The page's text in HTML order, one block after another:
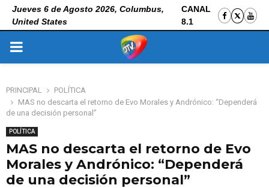
Jueves 6 de Agosto 2026, Columbus,
United States
CANAL
8.1
PRIMARY
PRINCIPAL
POLÍTICA
MAS no descarta el retorno de Evo Morales y Andrónico: “Dependerá
de una decisión personal”
POLÍTICA
MAS no descarta el retorno de Evo
Morales y Andrónico: “Dependerá
de una decisión personal”